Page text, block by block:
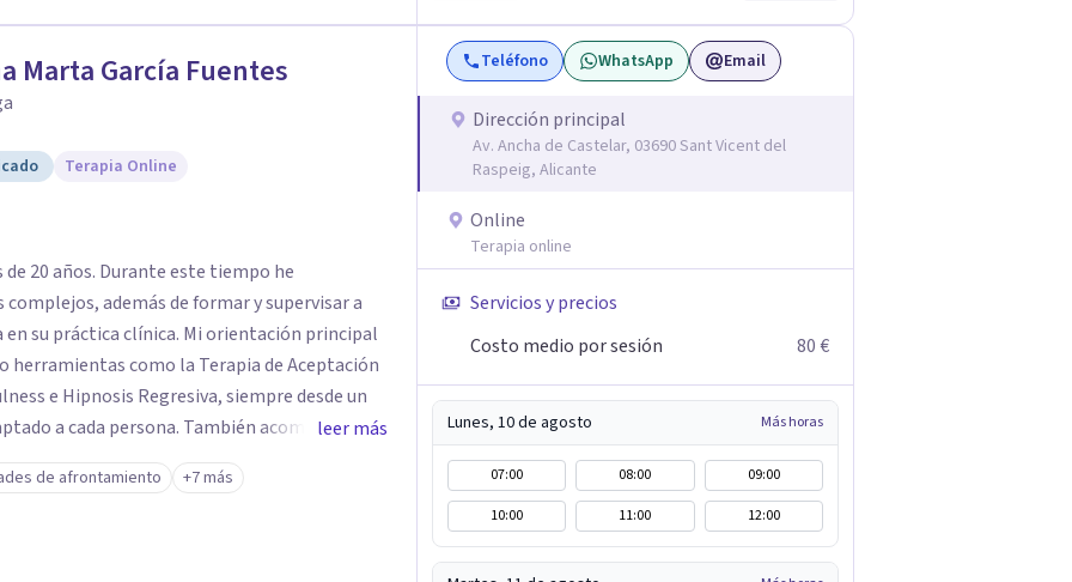
Marta García Fuentes
Terapia Online
20 años. Durante este tiempo he
además de formar y supervisar a
su práctica clínica. Mi orientación principal
como la Terapia de Aceptación
e Hipnosis Regresiva, siempre desde un
a cada persona. También acompaño
del alma orientados al trabajo
autoconocimiento y la conexión interior. Mi
leer más
de afrontamiento +7 más
Teléfono WhatsApp Email
Dirección principal
Av. Ancha de Castelar, 03690 Sant Vicent del
Raspeig, Alicante
Online
Terapia online
Servicios y precios
Costo medio por sesión
80 €
Lunes, 10 de agosto Más horas
07:00 08:00
09:00
10:00
11:00 12:00